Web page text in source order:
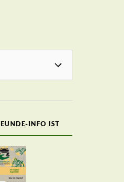
INFO IST